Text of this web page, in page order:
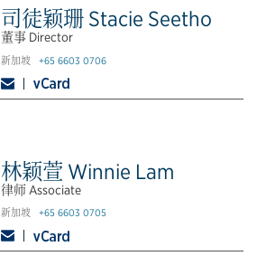
司徒颖珊 Stacie Seetho
董事 Director
新加坡+65 6603 0706
林颖萱 Winnie Lam
律师 Associate
新加坡+65 6603 0705